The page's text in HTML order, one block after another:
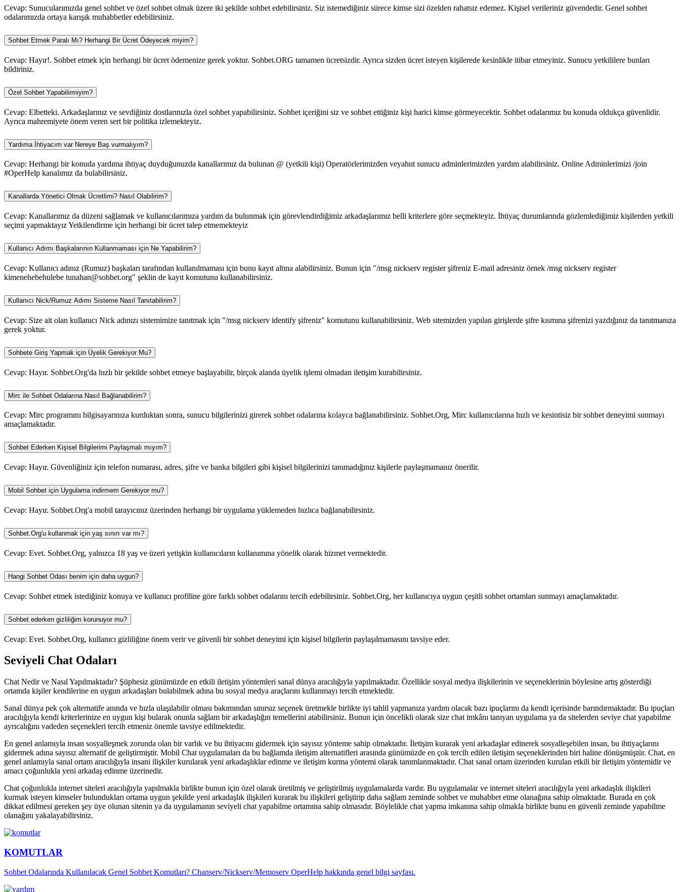
Cevap: Sunucularımızda genel sohbet ve özel sohbet olmak üzere iki şekilde sohbet edebilirsiniz. Siz istemediğiniz sürece kimse sizi özelden rahatsız edemez. Kişisel verileriniz güvendedir. Genel sohbet
odalarımızda ortaya karışık muhabbetler edebilirsiniz.
Sohbet Etmek Paralı Mı? Herhangi Bir Ücret Ödeyecek miyim?
Cevap: Hayır!. Sohbet etmek için herhangi bir ücret ödemenize gerek yoktur. Sohbet.ORG tamamen ücretsizdir. Ayrıca sizden ücret isteyen kişilerede kesinlikle itibar etmeyiniz. Sunucu yetkililere bunları
bildiriniz.
Özel Sohbet Yapabilirmiyim?
Cevap: Elbetteki. Arkadaşlarınız ve sevdiğiniz dostlarınızla özel sohbet yapabilirsiniz. Sohbet içeriğini siz ve sohbet ettiğiniz kişi harici kimse görmeyecektir. Sohbet odalarımız bu konuda oldukça güvenlidir.
Ayrıca mahremiyete önem veren sert bir politika izlemekteyiz.
Yardıma İhtiyacım var Nereye Baş vurmalıyım?
Cevap: Herhangi bir konuda yardıma ihtiyaç duyduğunuzda kanallarımız da bulunan @ (yetkili kişi) Operatörlerimizden veyahut sunucu adminlerimizden yardım alabilirsiniz. Online Adminlerimizi /join
#OperHelp kanalımız da bulabilirsiniz.
Kanallarda Yönetici Olmak Ücretlimi? Nasıl Olabilirim?
Cevap: Kanallarımız da düzeni sağlamak ve kullanıcılarımıza yardım da bulunmak için görevlendirdiğimiz arkadaşlarımız belli kriterlere göre seçmekteyiz. İhtiyaç durumlarında gözlemlediğimiz kişilerden yetkili
seçimi yapmaktayız Yetkilendirme için herhangi bir ücret talep etmemekteyiz
Kullanıcı Adımı Başkalarının Kullanmaması için Ne Yapabilirim?
Cevap: Kullanıcı adınız (Rumuz) başkaları tarafından kullanılmaması için bunu kayıt altına alabilirsiniz. Bunun için "/msg nickserv register şifreniz E-mail adresiniz örnek /msg nickserv register
kimenehebehulebe tunahan@sohbet.org" şeklin de kayıt komutunu kullanabilirsiniz.
Kullanıcı Nick/Rumuz Adımı Sisteme Nasıl Tanıtabilirim?
Cevap: Size ait olan kullanıcı Nick adınızı sistemimize tanıtmak için "/msg nickserv identify şifreniz" komutunu kullanabilirsiniz. Web sitemizden yapılan girişlerde şifre kısmına şifrenizi yazdığınız da tanıtmanıza
gerek yoktur.
Sohbete Giriş Yapmak için Üyelik Gerekiyor Mu?
Cevap: Hayır. Sohbet.Org'da hızlı bir şekilde sohbet etmeye başlayabilir, birçok alanda üyelik işlemi olmadan iletişim kurabilirsiniz.
Mirc ile Sohbet Odalarına Nasıl Bağlanabilirim?
Cevap: Mirc programını bilgisayarınıza kurduktan sonra, sunucu bilgilerinizi girerek sohbet odalarına kolayca bağlanabilirsiniz. Sohbet.Org, Mirc kullanıcılarına hızlı ve kesintisiz bir sohbet deneyimi sunmayı
amaçlamaktadır.
Sohbet Ederken Kişisel Bilgilerimi Paylaşmalı mıyım?
Cevap: Hayır. Güvenliğiniz için telefon numarası, adres, şifre ve banka bilgileri gibi kişisel bilgilerinizi tanımadığınız kişilerle paylaşmamanız önerilir.
Mobil Sohbet için Uygulama indirmem Gerekiyor mu?
Cevap: Hayır. Sohbet.Org'a mobil tarayıcınız üzerinden herhangi bir uygulama yüklemeden hızlıca bağlanabilirsiniz.
Sohbet.Org'u kullanmak için yaş sınırı var mı?
Cevap: Evet. Sohbet.Org, yalnızca 18 yaş ve üzeri yetişkin kullanıcıların kullanımına yönelik olarak hizmet vermektedir.
Hangi Sohbet Odası benim için daha uygun?
Cevap: Sohbet etmek istediğiniz konuya ve kullanıcı profiline göre farklı sohbet odalarını tercih edebilirsiniz. Sohbet.Org, her kullanıcıya uygun çeşitli sohbet ortamları sunmayı amaçlamaktadır.
Sohbet ederken gizliliğim korunuyor mu?
Cevap: Evet. Sohbet.Org, kullanıcı gizliliğine önem verir ve güvenli bir sohbet deneyimi için kişisel bilgilerin paylaşılmamasını tavsiye eder.
Seviyeli Chat Odaları
Chat Nedir ve Nasıl Yapılmaktadır? Şüphesiz günümüzde en etkili iletişim yöntemleri sanal dünya aracılığıyla yapılmaktadır. Özellikle sosyal medya ilişkilerinin ve seçeneklerinin böylesine artış gösterdiği
ortamda kişiler kendilerine en uygun arkadaşları bulabilmek adına bu sosyal medya araçlarını kullanmayı tercih etmektedir.
Sanal dünya pek çok alternatife anında ve hızla ulaşılabilir olması bakımından sınırsız seçenek üretmekle birlikte iyi tahlil yapmanıza yardım olacak bazı ipuçlarını da kendi içerisinde barındırmaktadır. Bu ipuçları
aracılığıyla kendi kriterlerinize en uygun kişi bularak onunla sağlam bir arkadaşlığın temellerini atabilirsiniz. Bunun için öncelikli olarak size chat imkânı tanıyan uygulama ya da sitelerden seviye chat yapabilme
ayrıcalığını vadeden seçenekleri tercih etmeniz önemle tavsiye edilmektedir.
En genel anlamıyla insan sosyalleşmek zorunda olan bir varlık ve bu ihtiyacını gidermek için sayısız yönteme sahip olmaktadır. İletişim kurarak yeni arkadaşlar edinerek sosyalleşebilen insan, bu ihtiyaçlarını
gidermek adına sayısız alternatif de geliştirmiştir. Mobil Chat uygulamaları da bu bağlamda iletişim alternatifleri arasında günümüzde en çok tercih edilen iletişim seçeneklerinden biri haline dönüşmüştür. Chat, en
genel anlamıyla sanal ortam aracılığıyla insani ilişkiler kurularak yeni arkadaşlıklar edinme ve iletişim kurma yöntemi olarak tanımlanmaktadır. Chat sanal ortam üzerinden kurulan etkili bir iletişim yöntemidir ve
amacı çoğunlukla yeni arkadaş edinme üzerinedir.
Chat çoğunlukla internet siteleri aracılığıyla yapılmakla birlikte bunun için özel olarak üretilmiş ve geliştirilmiş uygulamalarda vardır. Bu uygulamalar ve internet siteleri aracılığıyla yeni arkadaşlık ilişkileri
kurmak isteyen kimseler bulundukları ortama uygun şekilde yeni arkadaşlık ilişkileri kurarak bu ilişkileri geliştirip daha sağlam zeminde sohbet ve muhabbet etme olanağına sahip olmaktadır. Burada en çok
dikkat edilmesi gereken şey üye olunan sitenin ya da uygulamanın seviyeli chat yapabilme ortamına sahip olmasıdır. Böylelikle chat yapma imkanına sahip olmakla birlikte bunu en güvenli zeminde yapabilme
olanağını yakalayabilirsiniz.
KOMUTLAR
Sohbet Odalarında Kullanılacak Genel Sohbet Komutları? Chanserv/Nickserv/Memoserv OperHelp hakkında genel bilgi sayfası.